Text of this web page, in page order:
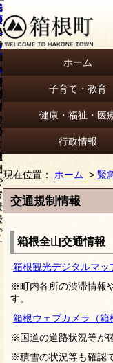
ホーム
子育て・教育
健康・福祉・医
行政情報
現在位置： ホーム > 緊
交通規制情報
箱根全山交通情報
箱根観光デジタルマッ
※町内各所の渋滞情報
す。
箱根ウェブカメラ（箱
※国道の道路状況等が
※積雪の状況等も確認